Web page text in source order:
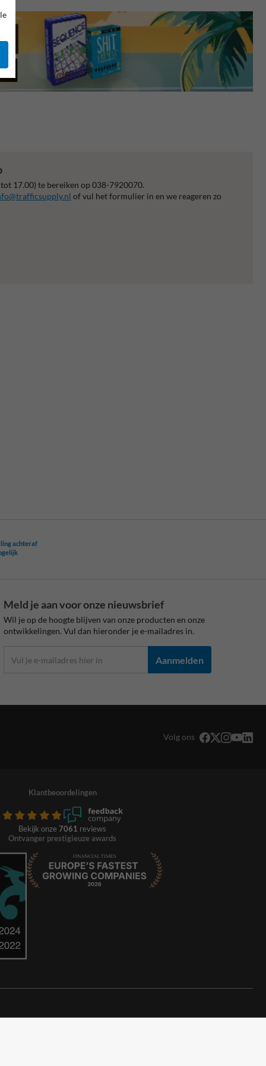
17.00) te bereiken op 038-7920070.
of vul het formulier in en we reageren zo
achteraf
Meld je aan voor onze nieuwsbrief
Wil je op de hoogte blijven van onze producten en onze
ontwikkelingen. Vul dan hieronder je e-mailadres in.
Aanmelden
Volg ons
Klantbeoordelingen
Bekijk onze 7061 reviews
Ontvanger prestigieuze awards